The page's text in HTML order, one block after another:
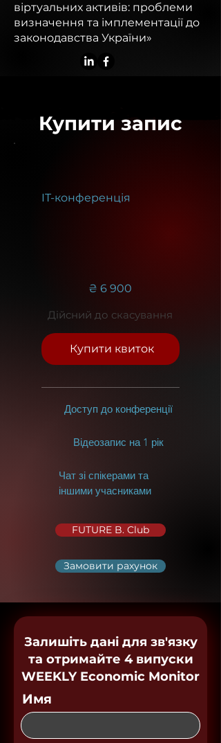
віртуальних активів: проблеми
визначення та імплементації до
законодавства України»
Купити запис
IT-конференція
₴ 6 900
Дійсний до скасування
Купити квиток
Доступ до конференції
Відеозапис на 1 рік
Чат зі спікерами та
іншими учасниками
FUTURE B. Club
Замовити рахунок
Залишіть дані для зв'язку
та отримайте 4 випуски
WEEKLY Economic Monitor
Имя